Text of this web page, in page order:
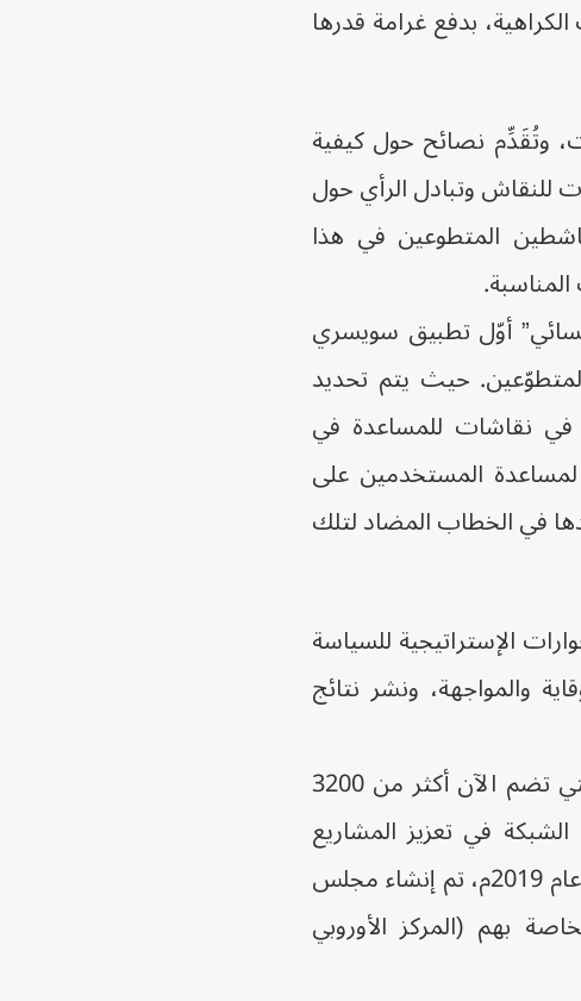
بدفع غرامة قدرها
وتُقَدِّم نصائح حول كيفية
للنقاش وتبادل الرأي حول
المتطوعين في هذا
أوّل تطبيق سويسري
حيث يتم تحديد
في نقاشات للمساعدة في
وتقدّم المنصة نصائح لمساعدة المستخدمين على
في الخطاب المضاد لتلك
الإستراتيجية للسياسة
والمواجهة، ونشر نتائج
- على سبيل المثال، “أطلقت المفوضيةُ شبكةَ التوعية بالتطرف (RAN)، التي تضم الآن أكثر من 3200
في تعزيز المشاريع
التجريبية وأفضل الممارسات عبر الحدود ونشر نتائج الأبحاث الجديدة. وفي عام 2019م، تم إنشاء مجلس
بهم (المركز الأوروبي